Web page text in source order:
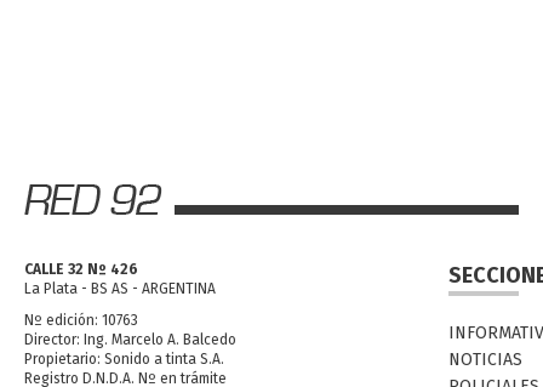
CALLE 32 Nº 426
La Plata - BS AS - ARGENTINA
Nº edición: 10763
Director: Ing. Marcelo A. Balcedo
Propietario: Sonido a tinta S.A.
Registro D.N.D.A. Nº en trámite
NOTICIAS